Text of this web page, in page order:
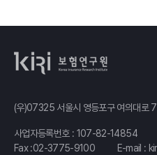
(우)07325 서울시 영등포구 여의대로
사업자등록번호 : 107-82-14854
Fax :02-3775-9100
E-mail :